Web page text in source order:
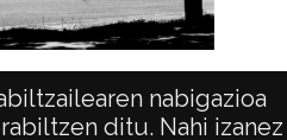
nabigazioa
ditu. Nahi izanez
ATHA-DAF-GUE-
del negativo: ATHA-
(SANTURTZI)